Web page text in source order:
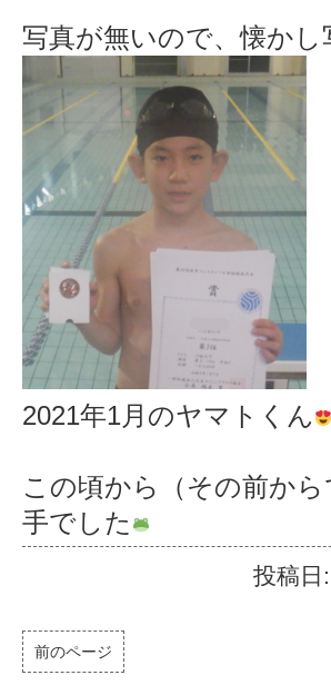
写真が無いので、懐かし
2021年1月のヤマトくん
この頃から（その前か
手でした
投稿日
前のページ